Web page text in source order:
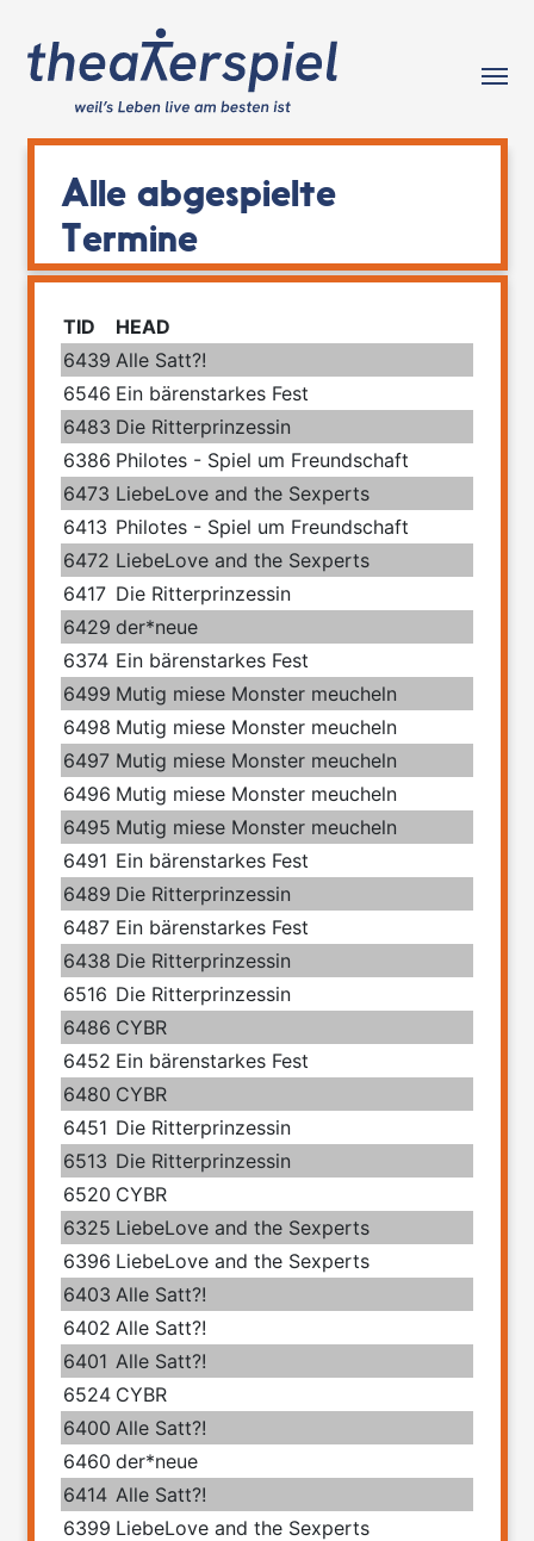
Alle abgespielte
Termine
TID
HEAD
6439 Alle Satt?!
6546 Ein bärenstarkes Fest
6483 Die Ritterprinzessin
6386 Philotes - Spiel um Freundschaft
6473 LiebeLove and the Sexperts
6413 Philotes - Spiel um Freundschaft
6472 LiebeLove and the Sexperts
6417 Die Ritterprinzessin
6429 der*neue
6374 Ein bärenstarkes Fest
6499 Mutig miese Monster meucheln
6498 Mutig miese Monster meucheln
6497 Mutig miese Monster meucheln
6496 Mutig miese Monster meucheln
6495 Mutig miese Monster meucheln
6491 Ein bärenstarkes Fest
6489 Die Ritterprinzessin
6487 Ein bärenstarkes Fest
6438 Die Ritterprinzessin
6516 Die Ritterprinzessin
6486 CYBR
6452 Ein bärenstarkes Fest
6480 CYBR
6451 Die Ritterprinzessin
6513 Die Ritterprinzessin
6520 CYBR
6325 LiebeLove and the Sexperts
6396 LiebeLove and the Sexperts
6403 Alle Satt?!
6402 Alle Satt?!
6401 Alle Satt?!
6524 CYBR
6400 Alle Satt?!
6460 der*neue
6414 Alle Satt?!
6399 LiebeLove and the Sexperts